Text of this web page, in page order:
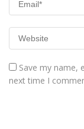
Save my name,
next time I